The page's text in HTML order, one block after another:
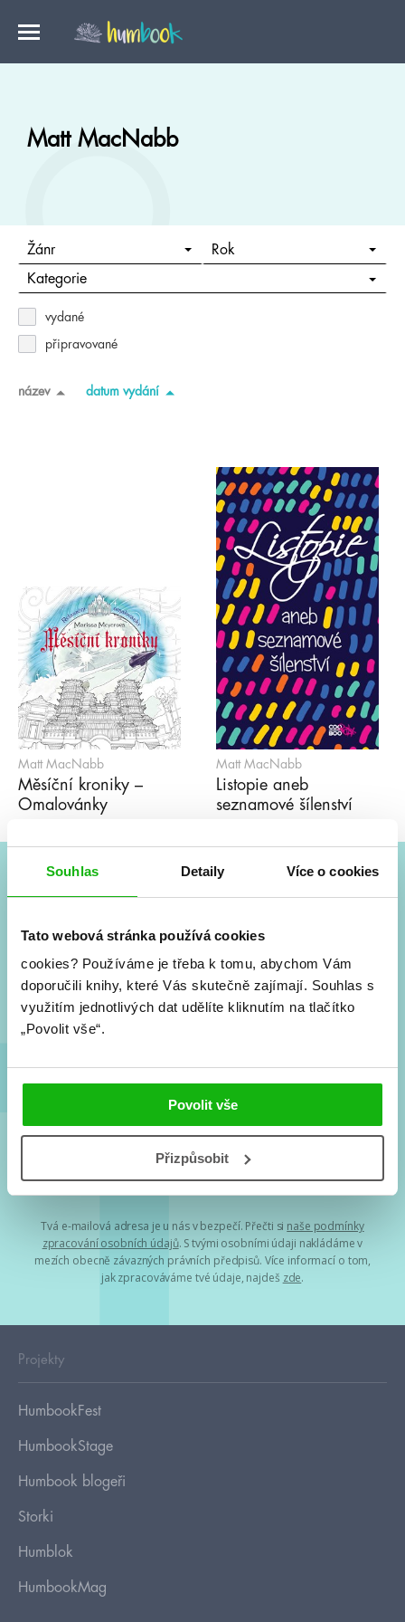
Souhlas Detaily Více o cookies
Tato webová stránka používá cookies
cookies? Používáme je třeba k tomu, abychom Vám
doporučili knihy, které Vás skutečně zajímají. Souhlas s
využitím jednotlivých dat udělíte kliknutím na tlačítko
„Povolit vše“.
Povolit vše
Přizpůsobit
Matt MacNabb
Žánr Rok
Kategorie
vydané
připravované
název datum vydání
Matt MacNabb
Měsíční kroniky –
Omalovánky
Matt MacNabb
Listopie aneb
seznamové šílenství
#HumbookNews
Vše kolem #youngadult každý měsíc rovnou do mailu!
Nové knihy, co se chystá, kvízy, soutěže, autoři, filmové
a seriálové adaptace a další.
podmínkami zpracování osobních údajů
Tvá e-mailová adresa je u nás v bezpečí. Přečti si naše podmínky
zpracování osobních údajů. S tvými osobními údaji nakládáme v
mezích obecně závazných právních předpisů. Více informací o tom,
jak zpracováváme tvé údaje, najdeš zde.
Projekty
HumbookFest
HumbookStage
Humbook blogeři
Storki
Humblok
HumbookMag